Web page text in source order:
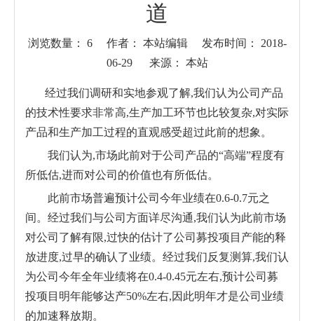
道
浏览数量： 6作者： 本站编辑 发布时间： 2018-
06-29 来源： 本站
["wechat","weibo","qzone","douban","email"]
经过我们调研和实地参观了解,我们认为公司产品
的技术性要求非常高,生产加工环节也比较复杂,对实际
产品和生产加工过程的直观感受超过此前的想象。
我们认为,市场此前对于公司产品的“高端”程度有
所低估,进而对公司的价值也有所低估。
此前市场普遍预计公司今年业绩在0.6-0.7元之
间。经过我们与公司方面详尽沟通,我们认为此前市场
对公司了解有限,过快的估计了公司募投项目产能的释
放进度,过早的确认了业绩。经过我们反复测算,我们认
为公司今年全年业绩将在0.4-0.45元左右,预计公司募
投项目明年能够达产50%左右,因此明年才是公司业绩
的加速释放期。